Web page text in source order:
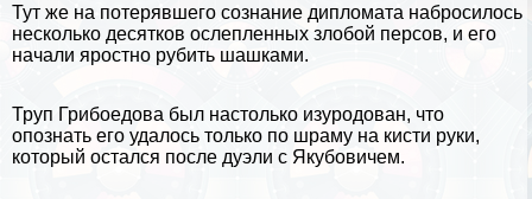
Тут же на потерявшего сознание дипломата набросилось
несколько десятков ослепленных злобой персов, и его
начали яростно рубить шашками.
Труп Грибоедова был настолько изуpoдован, что
опознать его удалось только по шраму на кисти руки,
который остался после дуэли с Якубовичем.